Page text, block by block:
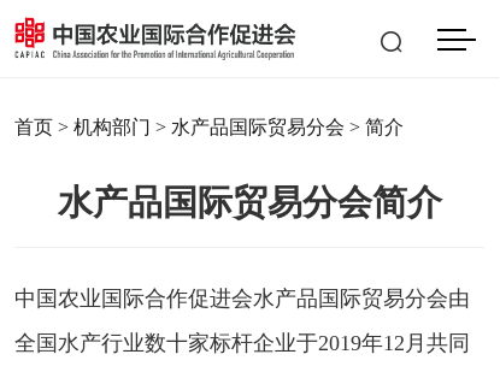
EN 会员登入
首页 >机构部门 > 水产品国际贸易分会 > 简介
水产品国际贸易分会简介
中国农业国际合作促进会水产品国际贸易分会由
全国水产行业数十家标杆企业于2019年12月共同